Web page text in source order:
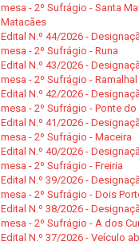
mesa - 2º Sufrágio - Santa
Matacães
Edital N.º 44/2026 -
mesa - 2º Sufrágio - Runa
Edital N.º 43/2026 -
mesa - 2º Sufrágio - Ramalhal
Edital N.º 42/2026 -
mesa - 2º Sufrágio - Ponte do
Edital N.º 41/2026 -
mesa - 2º Sufrágio - Maceira
Edital N.º 40/2026 -
mesa - 2º Sufrágio - Freiria
Edital N.º 39/2026 -
mesa - 2º Sufrágio - Dois
Edital N.º 38/2026 -
mesa - 2º Sufrágio - A dos
Edital N.º 37/2026 - Veículo